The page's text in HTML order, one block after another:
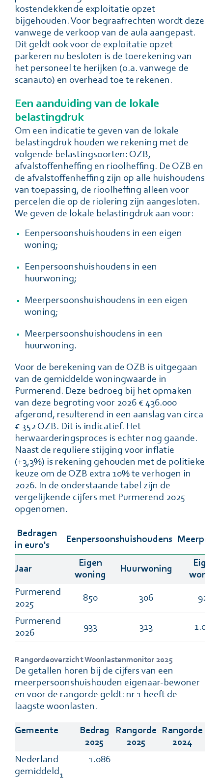
kostendekkende exploitatie opzet
bijgehouden. Voor begraafrechten wordt deze
vanwege de verkoop van de aula aangepast.
Dit geldt ook voor de exploitatie opzet
parkeren nu besloten is de toerekening van
het personeel te herijken (o.a. vanwege de
scanauto) en overhead toe te rekenen.
Een aanduiding van de lokale
belastingdruk
Om een indicatie te geven van de lokale
belastingdruk houden we rekening met de
volgende belastingsoorten: OZB,
afvalstoffenheffing en rioolheffing. De OZB en
de afvalstoffenheffing zijn op alle huishoudens
van toepassing, de rioolheffing alleen voor
percelen die op de riolering zijn aangesloten.
We geven de lokale belastingdruk aan voor:
Eenpersoonshuishoudens in een eigen
woning;
Eenpersoonshuishoudens in een
huurwoning;
Meerpersoonshuishoudens in een eigen
woning;
Meerpersoonshuishoudens in een
huurwoning.
Voor de berekening van de OZB is uitgegaan
van de gemiddelde woningwaarde in
Purmerend. Deze bedroeg bij het opmaken
van deze begroting voor 2026 € 436.000
afgerond, resulterend in een aanslag van circa
€ 352 OZB. Dit is indicatief. Het
herwaarderingsproces is echter nog gaande.
Naast de reguliere stijging voor inflatie
(+3,3%) is rekening gehouden met de politieke
keuze om de OZB extra 10% te verhogen in
2026. In de onderstaande tabel zijn de
vergelijkende cijfers met Purmerend 2025
opgenomen.
Bedragen
in euro's
Eenpersoonshuishoudens
Jaar
Eigen
woning
Huurwoning
Eigen
woning
Purmerend
2025
850 306 927
Purmerend
2026
933 313 1.011
Rangordeoverzicht Woonlastenmonitor 2025
De getallen horen bij de cijfers van een
meerpersoonshuishouden eigenaar-bewoner
en voor de rangorde geldt: nr 1 heeft de
laagste woonlasten.
Gemeente
Bedrag
2025
Rangorde
2025
Rangorde
2024
Nederland
gemiddeld1
1.086